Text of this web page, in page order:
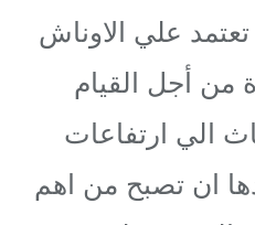
علي الاوناش
من أجل القيام
الي ارتفاعات
ان تصبح من اهم